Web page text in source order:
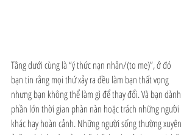
Tầng dưới cùng là “ý thức nạn nhân/(to me)”, ở đó
bạn tin rằng mọi thứ xảy ra đều làm bạn thất vọng
nhưng bạn không thể làm gì để thay đổi. Và bạn dành
phần lớn thời gian phàn nàn hoặc trách những người
khác hay hoàn cảnh. Những người sống thường xuyên